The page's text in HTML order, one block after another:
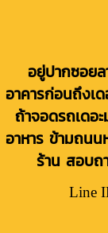
อยู่ปากซอย
อาคารก่อนถึงเ
ถ้าจอดรถเดอ
อาหาร ข้ามถนน
ร้าน สอบถ
Line